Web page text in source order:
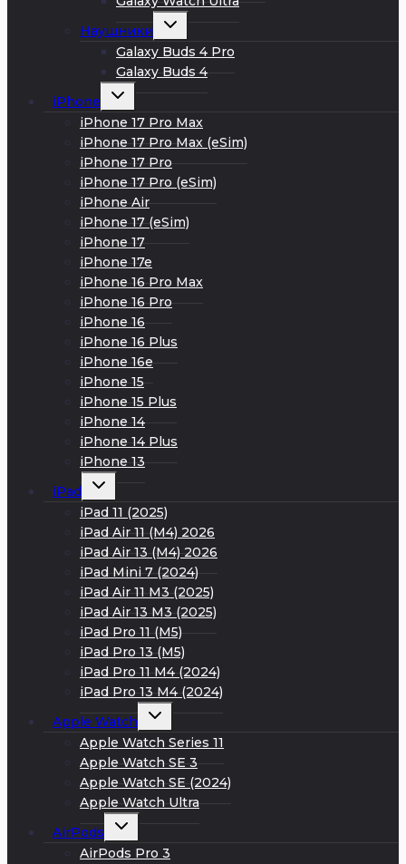
Наушники
Развернуть
меню
Galaxy Buds 4 Pro
Galaxy Buds 4
iPhone
Развернуть
меню
iPhone 17 Pro Max
iPhone 17 Pro Max (eSim)
iPhone 17 Pro
iPhone 17 Pro (eSim)
iPhone Air
iPhone 17 (eSim)
iPhone 17
iPhone 17e
iPhone 16 Pro Max
iPhone 16 Pro
iPhone 16
iPhone 16 Plus
iPhone 16e
iPhone 15
iPhone 15 Plus
iPhone 14
iPhone 14 Plus
iPhone 13
iPad
Развернуть
меню
iPad 11 (2025)
iPad Air 11 (M4) 2026
iPad Air 13 (M4) 2026
iPad Mini 7 (2024)
iPad Air 11 M3 (2025)
iPad Air 13 M3 (2025)
iPad Pro 11 (M5)
iPad Pro 13 (M5)
iPad Pro 11 M4 (2024)
iPad Pro 13 M4 (2024)
Apple Watch
Развернуть
меню
Apple Watch Series 11
Apple Watch SE 3
Apple Watch SE (2024)
Apple Watch Ultra
AirPods
Развернуть
меню
AirPods Pro 3